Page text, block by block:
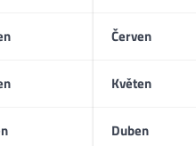
Červen
Květen
Duben